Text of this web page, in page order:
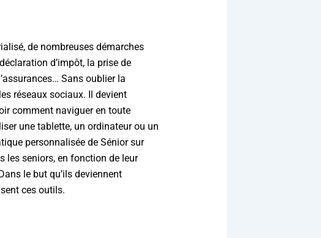
de nombreuses démarches
d’impôt, la prise de
Sans oublier la
réseaux sociaux. Il devient
comment naviguer en toute
une tablette, un ordinateur ou un
personnalisée de Sénior sur
les seniors, en fonction de leur
le but qu’ils deviennent
ces outils.